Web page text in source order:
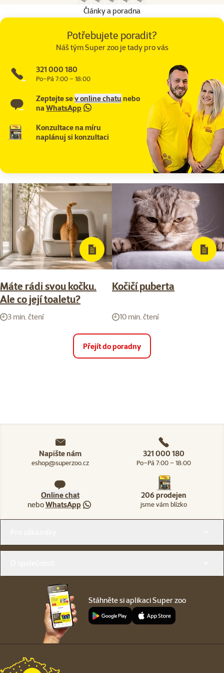
Články a poradna
Potřebujete poradit?
Náš tým Super zoo je tady pro vás
321 000 180
Po–Pá 7:00 – 18:00
Zeptejte sev online chatunebo
naWhatsApp
Konzultace na míru
naplánuj si konzultaci
Máte rádi svou kočku.
Ale co její toaletu?
3 min. čtení
Kočičí puberta
10 min. čtení
Přejít do poradny
Napište nám
eshop@superzoo.cz
321 000 180
Po–Pá 7:00 – 18:00
Online chat
neboWhatsApp
206 prodejen
jsme vám blízko
Stáhněte si aplikaci Super zoo